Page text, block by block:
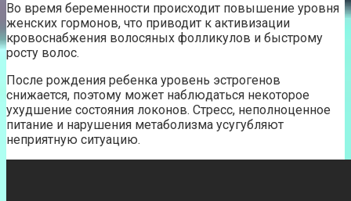
Во время беременности происходит повышение уровня
женских гормонов, что приводит к активизации
кровоснабжения волосяных фолликулов и быстрому
росту волос.
После рождения ребенка уровень эстрогенов
снижается, поэтому может наблюдаться некоторое
ухудшение состояния локонов. Стресс, неполноценное
питание и нарушения метаболизма усугубляют
неприятную ситуацию.